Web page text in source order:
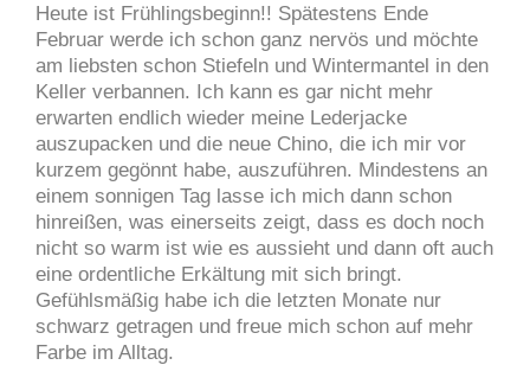
Heute ist Frühlingsbeginn!! Spätestens Ende
Februar werde ich schon ganz nervös und möchte
am liebsten schon Stiefeln und Wintermantel in den
Keller verbannen. Ich kann es gar nicht mehr
erwarten endlich wieder meine Lederjacke
auszupacken und die neue Chino, die ich mir vor
kurzem gegönnt habe, auszuführen. Mindestens an
einem sonnigen Tag lasse ich mich dann schon
hinreißen, was einerseits zeigt, dass es doch noch
nicht so warm ist wie es aussieht und dann oft auch
eine ordentliche Erkältung mit sich bringt.
Gefühlsmäßig habe ich die letzten Monate nur
schwarz getragen und freue mich schon auf mehr
Farbe im Alltag.